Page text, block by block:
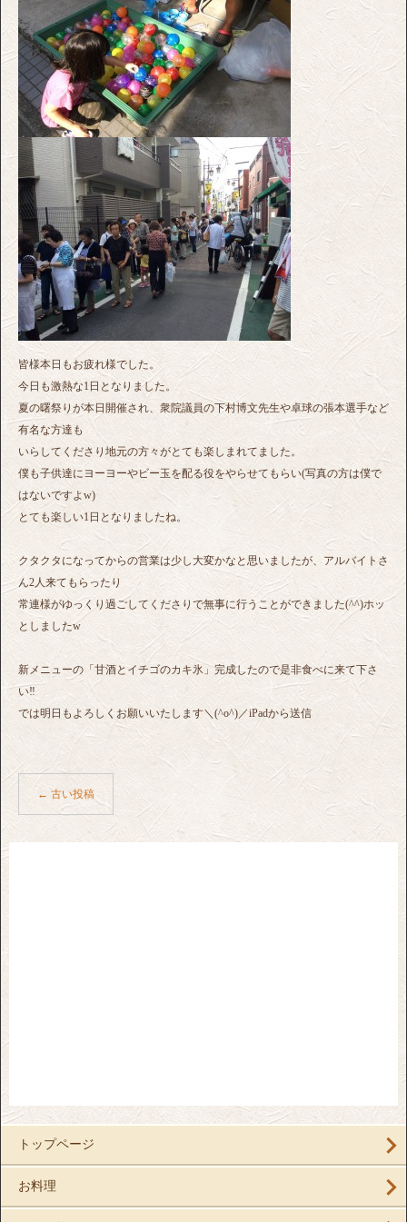
皆様本日もお疲れ様でした。
今日も激熱な1日となりました。
夏の曙祭りが本日開催され、衆院議員の下村博文先生や卓球の張本選手など
有名な方達も
いらしてくださり地元の方々がとても楽しまれてました。
僕も子供達にヨーヨーやビー玉を配る役をやらせてもらい(写真の方は僕で
はないですよw)
とても楽しい1日となりましたね。
クタクタになってからの営業は少し大変かなと思いましたが、アルバイトさ
ん2人来てもらったり
常連様がゆっくり過ごしてくださりで無事に行うことができました(^^)ホッ
としましたw
新メニューの「甘酒とイチゴのカキ氷」完成したので是非食べに来て下さ
い‼︎
では明日もよろしくお願いいたします＼(^o^)／iPadから送信
← 古い投稿
トップページ
お料理